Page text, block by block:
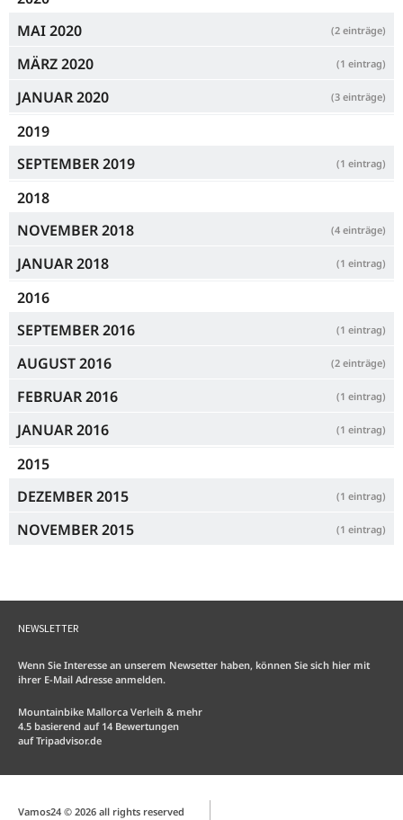
MAI 2020
(2 einträge)
MÄRZ 2020 (1 eintrag)
JANUAR 2020 (3 einträge)
2019
SEPTEMBER 2019
(1 eintrag)
2018
NOVEMBER 2018
(4 einträge)
JANUAR 2018 (1 eintrag)
2016
SEPTEMBER 2016
(1 eintrag)
AUGUST 2016 (2 einträge)
FEBRUAR 2016 (1 eintrag)
JANUAR 2016 (1 eintrag)
2015
DEZEMBER 2015
(1 eintrag)
NOVEMBER 2015 (1 eintrag)
NEWSLETTER
Wenn Sie Interesse an unserem Newsetter haben, können Sie sich hier mit
ihrer E-Mail Adresse anmelden.
Mountainbike Mallorca Verleih & mehr
4.5 basierend auf 14 Bewertungen
aufTripadvisor.de
Vamos24 © 2026 all rights reserved